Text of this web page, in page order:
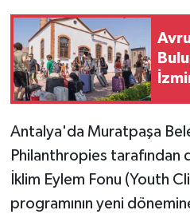
Antalya'da Muratpaşa
Philanthropies tarafından
İklim Eylem Fonu (Youth
programının yeni